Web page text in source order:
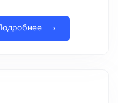
Подробнее